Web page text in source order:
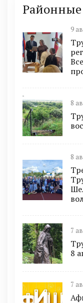
Районные
9
8
8
7
8
7